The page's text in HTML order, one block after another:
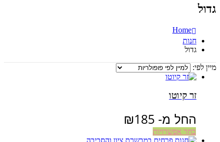
גדול
Home
חנות
גדול
מיין לפי:
זר קיוטו
החל מ- ₪185
בחר אפשרויות